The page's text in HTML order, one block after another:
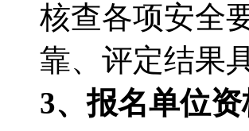
核查各项安全
靠、评定结果
3、报名单位